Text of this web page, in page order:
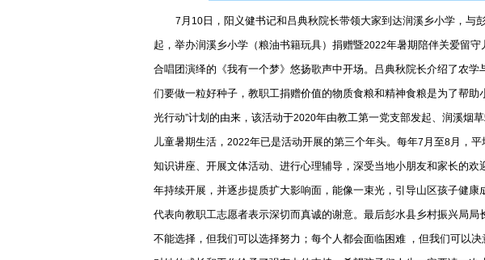
7 月 10日，阳义健书记和吕典秋院长带领大家到达润溪乡小学，与
起，举办润溪乡小学（粮油书籍玩具）捐赠暨2022年暑期陪伴关爱留守
合唱团演绎的《我有一个梦》悠扬歌声中开场。吕典秋院长介绍了农
们要做一粒好种子，教职工捐赠价值的物质食粮和精神食粮是为了帮
光行动”计划的由来，该活动于2020年由教工第一党支部发起、润溪烟
儿童暑期生活， 2022年已是活动开展的第三个年头。每年7 月至8月，
知识讲座、开展文体活动、进行心理辅导，深受当地小朋友和家长的
年持续开展，并逐步提质扩大影响面，能像一束光，引导山区孩子健
代表向教职工志愿者表示深切而真诚的谢意。最后彭水县乡村振兴局
不能选择，但我们可以选择努力；每个人都会面临困难 ，但我们可以